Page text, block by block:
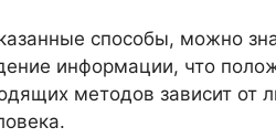
способы, можно
информации, что
методов зависит от